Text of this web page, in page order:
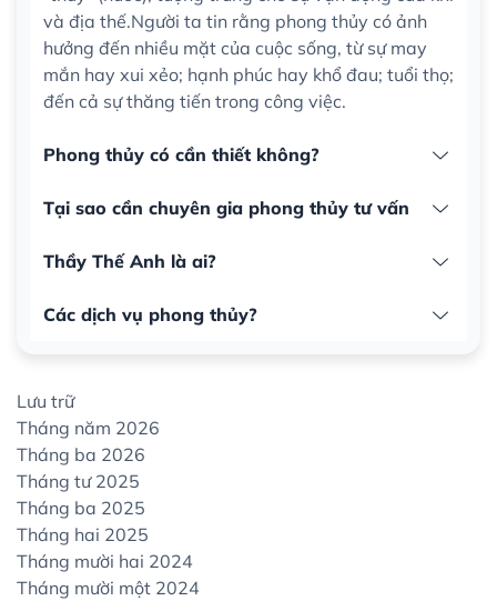
và địa thế.Người ta tin rằng phong thủy có ảnh
hưởng đến nhiều mặt của cuộc sống, từ sự may
mắn hay xui xẻo; hạnh phúc hay khổ đau; tuổi thọ;
đến cả sự thăng tiến trong công việc.
Phong thủy có cần thiết không?
Tại sao cần chuyên gia phong thủy tư vấn
Thầy Thế Anh là ai?
Các dịch vụ phong thủy?
Lưu trữ
Tháng năm 2026
Tháng ba 2026
Tháng tư 2025
Tháng ba 2025
Tháng hai 2025
Tháng mười hai 2024
Tháng mười một 2024